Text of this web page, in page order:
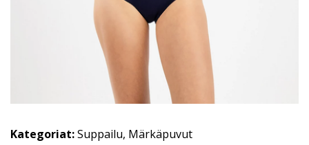
Kategoriat:Suppailu, Märkäpuvut